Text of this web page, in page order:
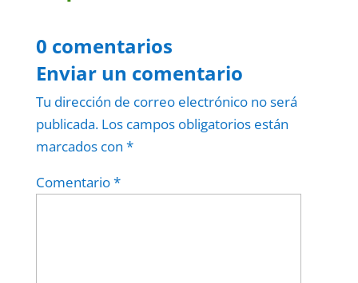
0 comentarios
Enviar un comentario
Tu dirección de correo electrónico no será
publicada. Los campos obligatorios están
marcados con *
Comentario*